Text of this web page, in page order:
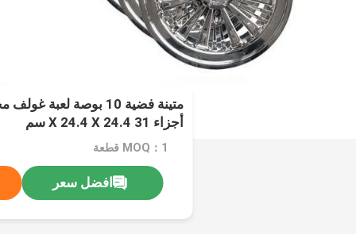
متينة فضية 10 بوصة
أجزاء 31 X 24.4 X 24.4 سم
MOQ：1 قطعة
افضل سعر